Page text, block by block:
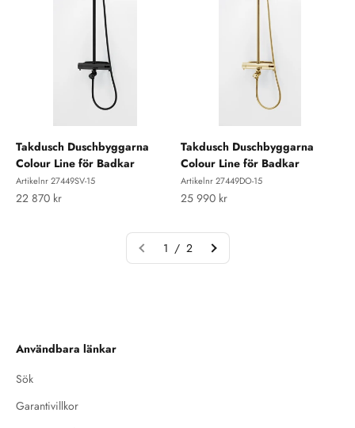
Takdusch Duschbyggarna
Colour Line för Badkar
Artikelnr 27449SV-15
REA-pris
22 870 kr
Takdusch Duschbyggarna
Colour Line för Badkar
Artikelnr 27449DO-15
REA-pris
25 990 kr
1 / 2
Användbara länkar
Sök
Garantivillkor